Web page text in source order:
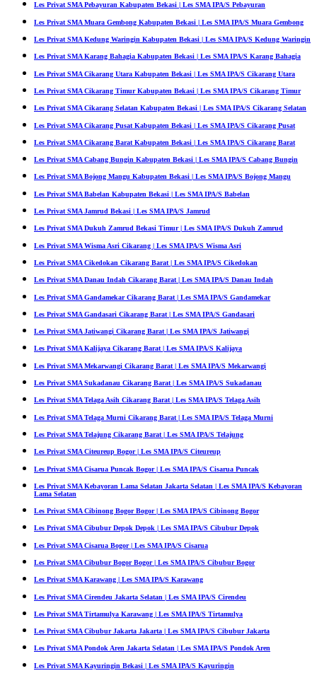
Les Privat SMA Pebayuran Kabupaten Bekasi | Les SMA IPA/S Pebayuran
Les Privat SMA Muara Gembong Kabupaten Bekasi | Les SMA IPA/S Muara Gembong
Les Privat SMA Kedung Waringin Kabupaten Bekasi | Les SMA IPA/S Kedung Waringin
Les Privat SMA Karang Bahagia Kabupaten Bekasi | Les SMA IPA/S Karang Bahagia
Les Privat SMA Cikarang Utara Kabupaten Bekasi | Les SMA IPA/S Cikarang Utara
Les Privat SMA Cikarang Timur Kabupaten Bekasi | Les SMA IPA/S Cikarang Timur
Les Privat SMA Cikarang Selatan Kabupaten Bekasi | Les SMA IPA/S Cikarang Selatan
Les Privat SMA Cikarang Pusat Kabupaten Bekasi | Les SMA IPA/S Cikarang Pusat
Les Privat SMA Cikarang Barat Kabupaten Bekasi | Les SMA IPA/S Cikarang Barat
Les Privat SMA Cabang Bungin Kabupaten Bekasi | Les SMA IPA/S Cabang Bungin
Les Privat SMA Bojong Mangu Kabupaten Bekasi | Les SMA IPA/S Bojong Mangu
Les Privat SMA Babelan Kabupaten Bekasi | Les SMA IPA/S Babelan
Les Privat SMA Jamrud Bekasi | Les SMA IPA/S Jamrud
Les Privat SMA Dukuh Zamrud Bekasi Timur | Les SMA IPA/S Dukuh Zamrud
Les Privat SMA Wisma Asri Cikarang | Les SMA IPA/S Wisma Asri
Les Privat SMA Cikedokan Cikarang Barat | Les SMA IPA/S Cikedokan
Les Privat SMA Danau Indah Cikarang Barat | Les SMA IPA/S Danau Indah
Les Privat SMA Gandamekar Cikarang Barat | Les SMA IPA/S Gandamekar
Les Privat SMA Gandasari Cikarang Barat | Les SMA IPA/S Gandasari
Les Privat SMA Jatiwangi Cikarang Barat | Les SMA IPA/S Jatiwangi
Les Privat SMA Kalijaya Cikarang Barat | Les SMA IPA/S Kalijaya
Les Privat SMA Mekarwangi Cikarang Barat | Les SMA IPA/S Mekarwangi
Les Privat SMA Sukadanau Cikarang Barat | Les SMA IPA/S Sukadanau
Les Privat SMA Telaga Asih Cikarang Barat | Les SMA IPA/S Telaga Asih
Les Privat SMA Telaga Murni Cikarang Barat | Les SMA IPA/S Telaga Murni
Les Privat SMA Telajung Cikarang Barat | Les SMA IPA/S Telajung
Les Privat SMA Citeureup Bogor | Les SMA IPA/S Citeureup
Les Privat SMA Cisarua Puncak Bogor | Les SMA IPA/S Cisarua Puncak
Les Privat SMA Kebayoran Lama Selatan Jakarta Selatan | Les SMA IPA/S Kebayoran
Lama Selatan
Les Privat SMA Cibinong Bogor Bogor | Les SMA IPA/S Cibinong Bogor
Les Privat SMA Cibubur Depok Depok | Les SMA IPA/S Cibubur Depok
Les Privat SMA Cisarua Bogor | Les SMA IPA/S Cisarua
Les Privat SMA Cibubur Bogor Bogor | Les SMA IPA/S Cibubur Bogor
Les Privat SMA Karawang | Les SMA IPA/S Karawang
Les Privat SMA Cirendeu Jakarta Selatan | Les SMA IPA/S Cirendeu
Les Privat SMA Tirtamulya Karawang | Les SMA IPA/S Tirtamulya
Les Privat SMA Cibubur Jakarta Jakarta | Les SMA IPA/S Cibubur Jakarta
Les Privat SMA Pondok Aren Jakarta Selatan | Les SMA IPA/S Pondok Aren
Les Privat SMA Kayuringin Bekasi | Les SMA IPA/S Kayuringin